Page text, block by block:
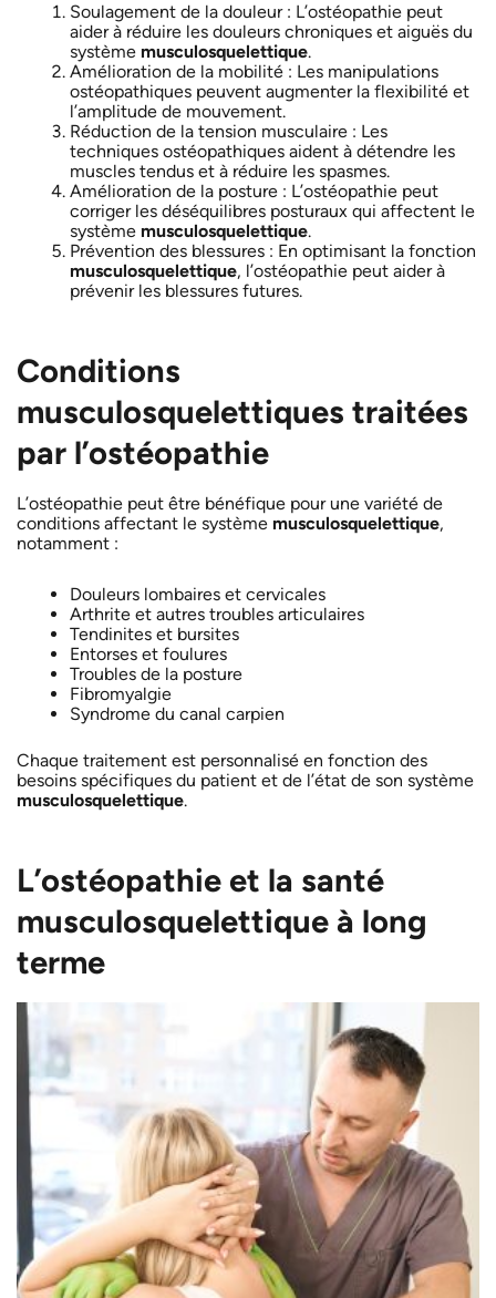
Soulagement de la douleur : L’ostéopathie peut
aider à réduire les douleurs chroniques et aiguës du
système musculosquelettique.
Amélioration de la mobilité : Les manipulations
ostéopathiques peuvent augmenter la flexibilité et
l’amplitude de mouvement.
Réduction de la tension musculaire : Les
techniques ostéopathiques aident à détendre les
muscles tendus et à réduire les spasmes.
Amélioration de la posture : L’ostéopathie peut
corriger les déséquilibres posturaux qui affectent le
système musculosquelettique.
Prévention des blessures : En optimisant la fonction
musculosquelettique, l’ostéopathie peut aider à
prévenir les blessures futures.
Conditions
musculosquelettiques traitées
par l’ostéopathie
L’ostéopathie peut être bénéfique pour une variété de
conditions affectant le système musculosquelettique,
notamment :
Douleurs lombaires et cervicales
Arthrite et autres troubles articulaires
Tendinites et bursites
Entorses et foulures
Troubles de la posture
Fibromyalgie
Syndrome du canal carpien
Chaque traitement est personnalisé en fonction des
besoins spécifiques du patient et de l’état de son système
musculosquelettique.
L’ostéopathie et la santé
musculosquelettique à long
terme